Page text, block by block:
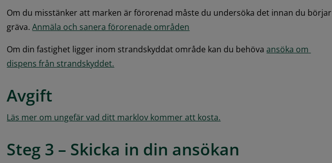
Om du misstänker att marken är förorenad måste du undersöka det innan du börjar
gräva. Anmäla och sanera förorenade områden
Om din fastighet ligger inom strandskyddat område kan du behöva ansöka om
dispens från strandskyddet.
Avgift
Läs mer om ungefär vad ditt marklov kommer att kosta.
Steg 3 – Skicka in din ansökan